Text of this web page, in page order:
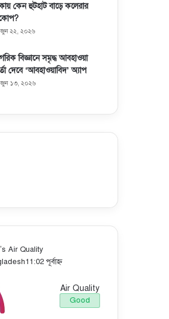
কেন হুটহাট বাড়ে কলেরার
জুন ২২, ২০২৬
বিজ্ঞানে সমৃদ্ধ আবহাওয়া
দেবে ‘আবহাওয়াবিদ’ অ্যাপ
জুন ১৩, ২০২৬
Air Quality
11:02 পূর্বাহ্ন
Air Quality
Good